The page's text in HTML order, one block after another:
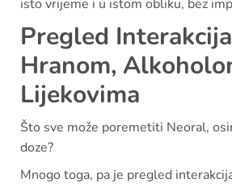
isto vrijeme i u istom obliku, bez
Pregled
Hranom,
Lijekovima
Što sve može poremetiti Neoral,
doze?
Mnogo toga, pa je pregled